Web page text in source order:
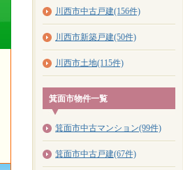
川西市中古戸建(156件)
川西市新築戸建(50件)
川西市土地(115件)
箕面市物件一覧
箕面市中古マンション(99件)
箕面市中古戸建(67件)